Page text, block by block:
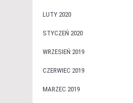
LUTY 2020
STYCZEŃ 2020
WRZESIEŃ 2019
CZERWIEC 2019
MARZEC 2019